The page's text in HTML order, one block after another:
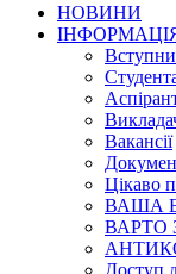
НОВИНИ
Вакансії
Цікаво
ВАША
ВАРТО
Доступ